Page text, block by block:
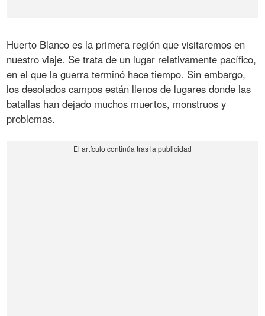
Huerto Blanco es la primera región que visitaremos en
nuestro viaje. Se trata de un lugar relativamente pacífico,
en el que la guerra terminó hace tiempo. Sin embargo,
los desolados campos están llenos de lugares donde las
batallas han dejado muchos muertos, monstruos y
problemas.